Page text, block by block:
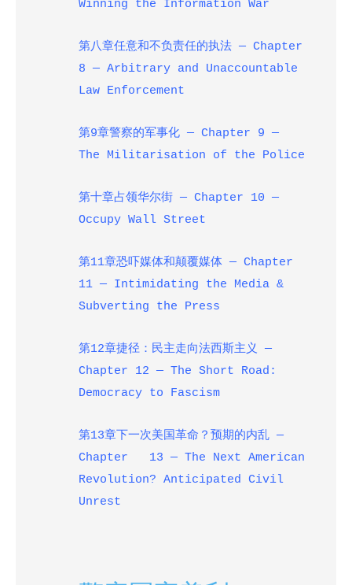
Winning the Information War
第八章任意和不负责任的执法 — Chapter
8 — Arbitrary and Unaccountable
Law Enforcement
第9章警察的军事化 — Chapter 9 —
The Militarisation of the Police
第十章占领华尔街 — Chapter 10 —
Occupy Wall Street
第11章恐吓媒体和颠覆媒体 — Chapter
11 — Intimidating the Media &
Subverting the Press
第12章捷径：民主走向法西斯主义 —
Chapter 12 — The Short Road:
Democracy to Fascism
第13章下一次美国革命？预期的内乱 —
Chapter 13 — The Next American
Revolution? Anticipated Civil
Unrest